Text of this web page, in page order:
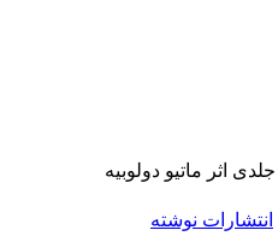
انتشارات نوشته